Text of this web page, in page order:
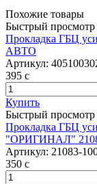
Похожие товары
Быстрый просмотр
Прокладка ГБЦ
АВТО
Артикул:
395 c
Купить
Быстрый просмотр
Прокладка ГБЦ
"ОРИГИНАЛ"
Артикул: 21083-
350 c